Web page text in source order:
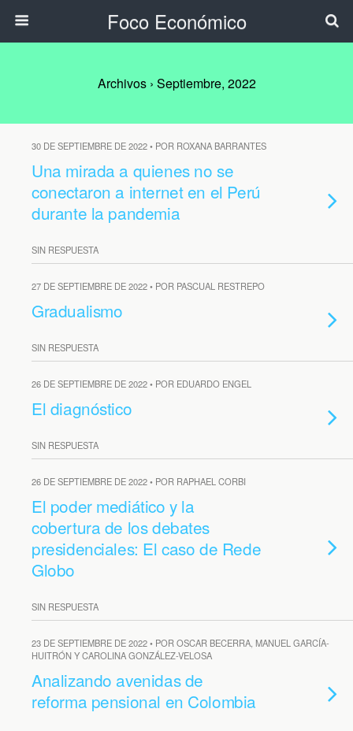
Foco Económico
Archivos › Septiembre, 2022
30 DE SEPTIEMBRE DE 2022 • POR ROXANA BARRANTES
Una mirada a quienes no se
conectaron a internet en el Perú
durante la pandemia
SIN RESPUESTA
27 DE SEPTIEMBRE DE 2022 • POR PASCUAL RESTREPO
Gradualismo
SIN RESPUESTA
26 DE SEPTIEMBRE DE 2022 • POR EDUARDO ENGEL
El diagnóstico
SIN RESPUESTA
26 DE SEPTIEMBRE DE 2022 • POR RAPHAEL CORBI
El poder mediático y la
cobertura de los debates
presidenciales: El caso de Rede
Globo
SIN RESPUESTA
23 DE SEPTIEMBRE DE 2022 • POR OSCAR BECERRA, MANUEL GARCÍA-
HUITRÓN Y CAROLINA GONZÁLEZ-VELOSA
Analizando avenidas de
reforma pensional en Colombia